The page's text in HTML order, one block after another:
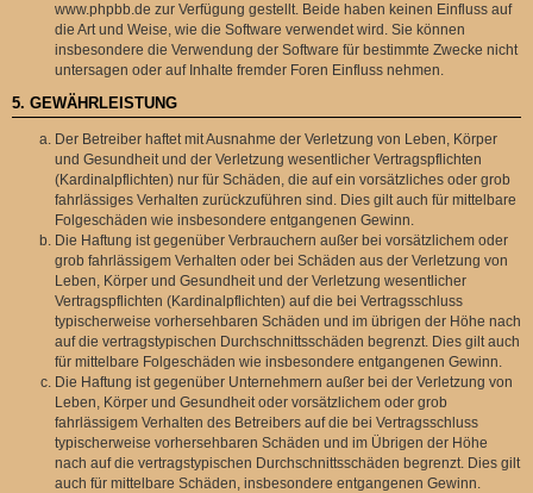
www.phpbb.de zur Verfügung gestellt. Beide haben keinen Einfluss auf
die Art und Weise, wie die Software verwendet wird. Sie können
insbesondere die Verwendung der Software für bestimmte Zwecke nicht
untersagen oder auf Inhalte fremder Foren Einfluss nehmen.
5. GEWÄHRLEISTUNG
Der Betreiber haftet mit Ausnahme der Verletzung von Leben, Körper
und Gesundheit und der Verletzung wesentlicher Vertragspflichten
(Kardinalpflichten) nur für Schäden, die auf ein vorsätzliches oder grob
fahrlässiges Verhalten zurückzuführen sind. Dies gilt auch für mittelbare
Folgeschäden wie insbesondere entgangenen Gewinn.
Die Haftung ist gegenüber Verbrauchern außer bei vorsätzlichem oder
grob fahrlässigem Verhalten oder bei Schäden aus der Verletzung von
Leben, Körper und Gesundheit und der Verletzung wesentlicher
Vertragspflichten (Kardinalpflichten) auf die bei Vertragsschluss
typischerweise vorhersehbaren Schäden und im übrigen der Höhe nach
auf die vertragstypischen Durchschnittsschäden begrenzt. Dies gilt auch
für mittelbare Folgeschäden wie insbesondere entgangenen Gewinn.
Die Haftung ist gegenüber Unternehmern außer bei der Verletzung von
Leben, Körper und Gesundheit oder vorsätzlichem oder grob
fahrlässigem Verhalten des Betreibers auf die bei Vertragsschluss
typischerweise vorhersehbaren Schäden und im Übrigen der Höhe
nach auf die vertragstypischen Durchschnittsschäden begrenzt. Dies gilt
auch für mittelbare Schäden, insbesondere entgangenen Gewinn.